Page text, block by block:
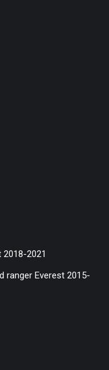
2018-2021
ranger Everest 2015-